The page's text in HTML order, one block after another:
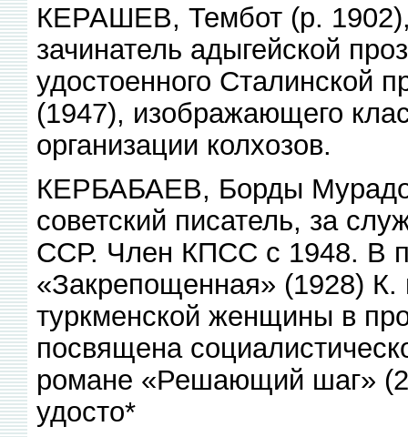
КЕРАШЕВ, Тембот (р. 1902),
зачинатель адыгейской
удостоенного Сталинской
(1947), изображающего
организации колхозов.
КЕРБАБАЕВ, Борды
советский писатель, за
ССР. Член КПСС с 1948. В
«Закрепощенная» (1928) К.
туркменской женщины в
посвящена
романе «Решающий шаг»
удосто*